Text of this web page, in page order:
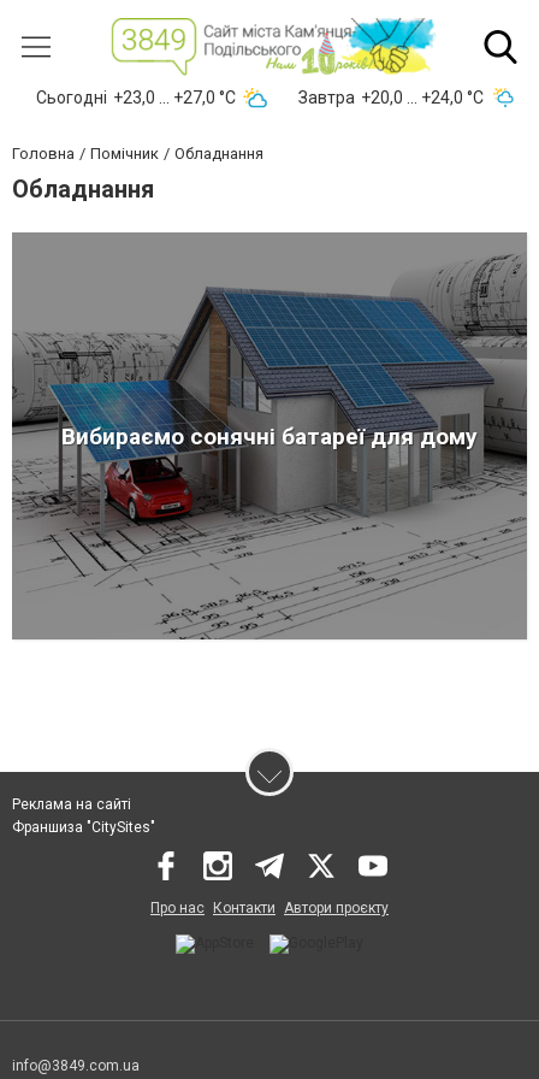
Сьогодні +23,0 ... +27,0 °С Завтра +20,0 ... +24,0 °С
Головна Помічник Обладнання
Обладнання
Вибираємо сонячні батареї для дому
Реклама на сайті
Франшиза "CitySites"
Про нас Контакти Автори проєкту
info@3849.com.ua